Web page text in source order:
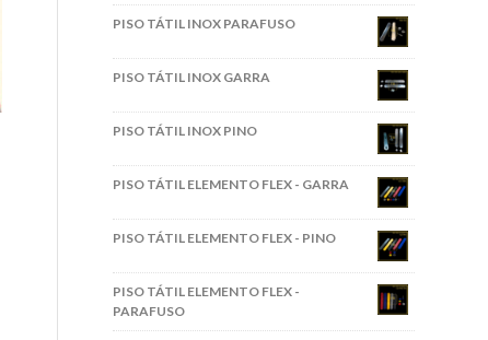
PISO TÁTIL INOX PARAFUSO
PISO TÁTIL INOX GARRA
PISO TÁTIL INOX PINO
PISO TÁTIL ELEMENTO FLEX - GARRA
PISO TÁTIL ELEMENTO FLEX - PINO
PISO TÁTIL ELEMENTO FLEX -
PARAFUSO